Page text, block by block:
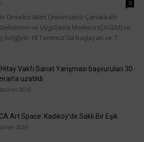
0
Onsekiz Mart Üniversitesi Çanakkale
ve Uygulama Merkezi (ÇASEM) ve
birliğiyle 18 Temmuz'da başlayan ve 7
Vakfı Sanat Yarışması başvuruları 30
uzatıldı
2026
Art Space: Kadıköy’de Saklı Bir Eşik
2026